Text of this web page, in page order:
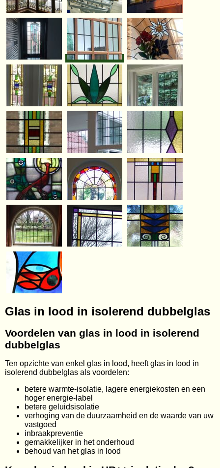
Glas in lood in isolerend dubbelglas
Voordelen van glas in lood in isolerend
dubbelglas
Ten opzichte van enkel glas in lood, heeft glas in lood in
isolerend dubbelglas als voordelen:
betere warmte-isolatie, lagere energiekosten en een
hoger energie-label
betere geluidsisolatie
verhoging van de duurzaamheid en de waarde van uw
vastgoed
inbraakpreventie
gemakkelijker in het onderhoud
behoud van het glas in lood